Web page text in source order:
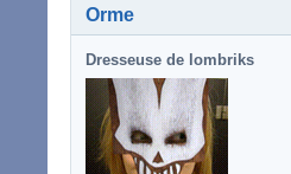
Orme
Dresseuse de lombriks